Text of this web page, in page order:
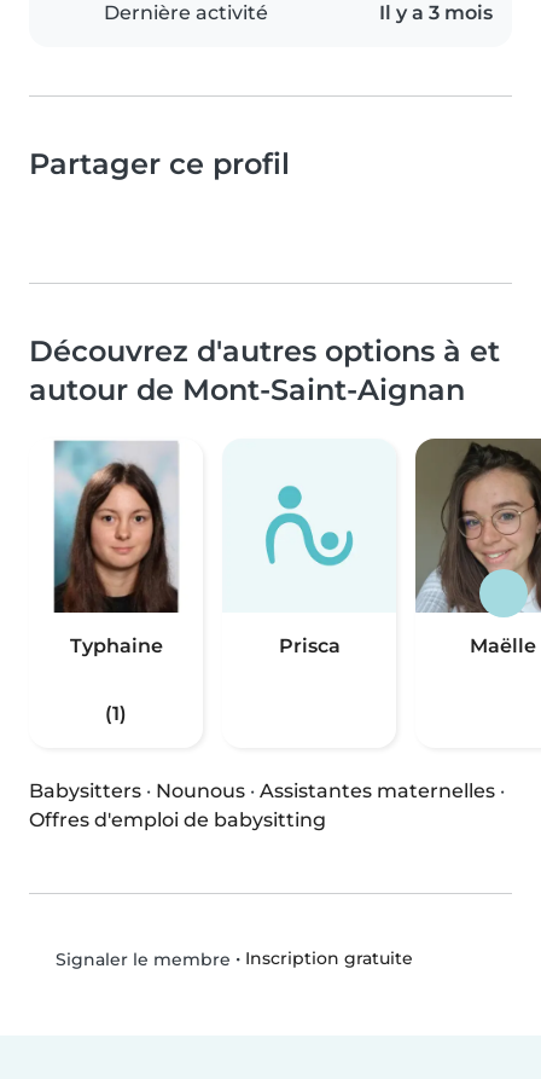
Dernière activité Il y a 3 mois
Partager ce profil
Découvrez d'autres options à et
autour de Mont-Saint-Aignan
Typhaine
(1)
Prisca Maëlle
Babysitters · Nounous · Assistantes maternelles ·
Offres d'emploi de babysitting
Signaler le membre • Inscription gratuite